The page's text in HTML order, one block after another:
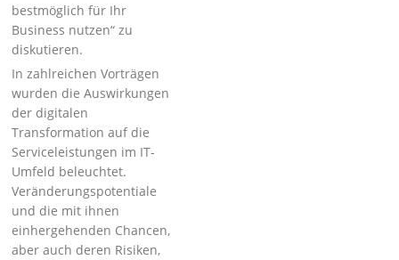
bestmöglich für Ihr
Business nutzen“ zu
diskutieren.
In zahlreichen Vorträgen
wurden die Auswirkungen
der digitalen
Transformation auf die
Serviceleistungen im IT-
Umfeld beleuchtet.
Veränderungspotentiale
und die mit ihnen
einhergehenden Chancen,
aber auch deren Risiken,